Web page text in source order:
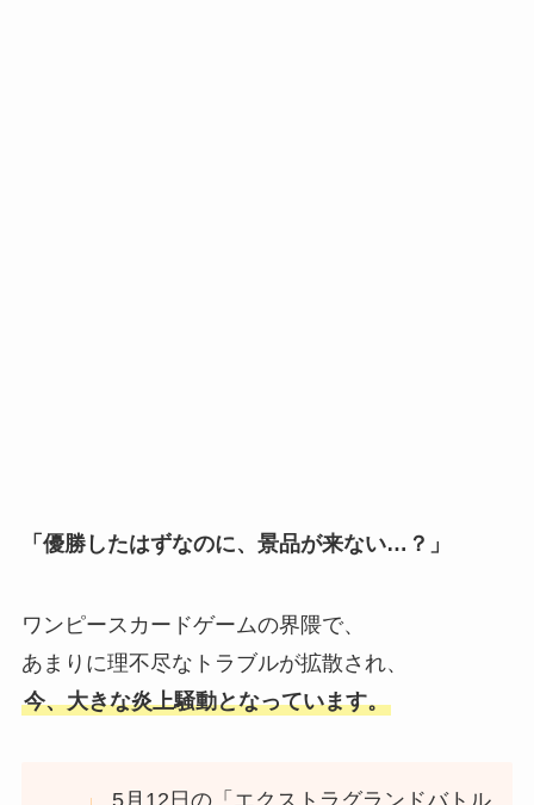
「優勝したはずなのに、景品が来ない…？」
ワンピースカードゲームの界隈で、
あまりに理不尽なトラブルが拡散され、
今、大きな炎上騒動となっています。